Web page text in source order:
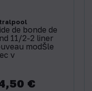
de bonde de
11/2-2 liner
modŠle
v
€